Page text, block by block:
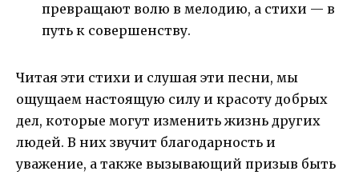
превращают волю в мелодию, а стихи — в
путь к совершенству.
Читая эти стихи и слушая эти песни, мы
ощущаем настоящую силу и красоту добрых
дел, которые могут изменить жизнь других
людей. В них звучит благодарность и
уважение, а также вызывающий призыв быть